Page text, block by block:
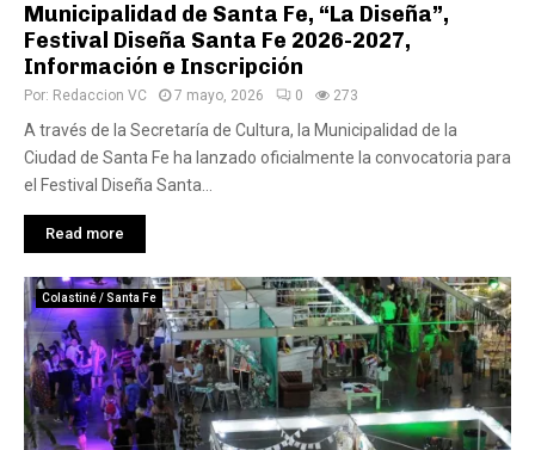
Municipalidad de Santa Fe, “La Diseña”,
Festival Diseña Santa Fe 2026-2027,
Información e Inscripción
Por: Redaccion VC 7 mayo, 2026 0 273
A través de la Secretaría de Cultura, la Municipalidad de la
Ciudad de Santa Fe ha lanzado oficialmente la convocatoria para
el Festival Diseña Santa...
Read more
Colastiné / Santa Fe